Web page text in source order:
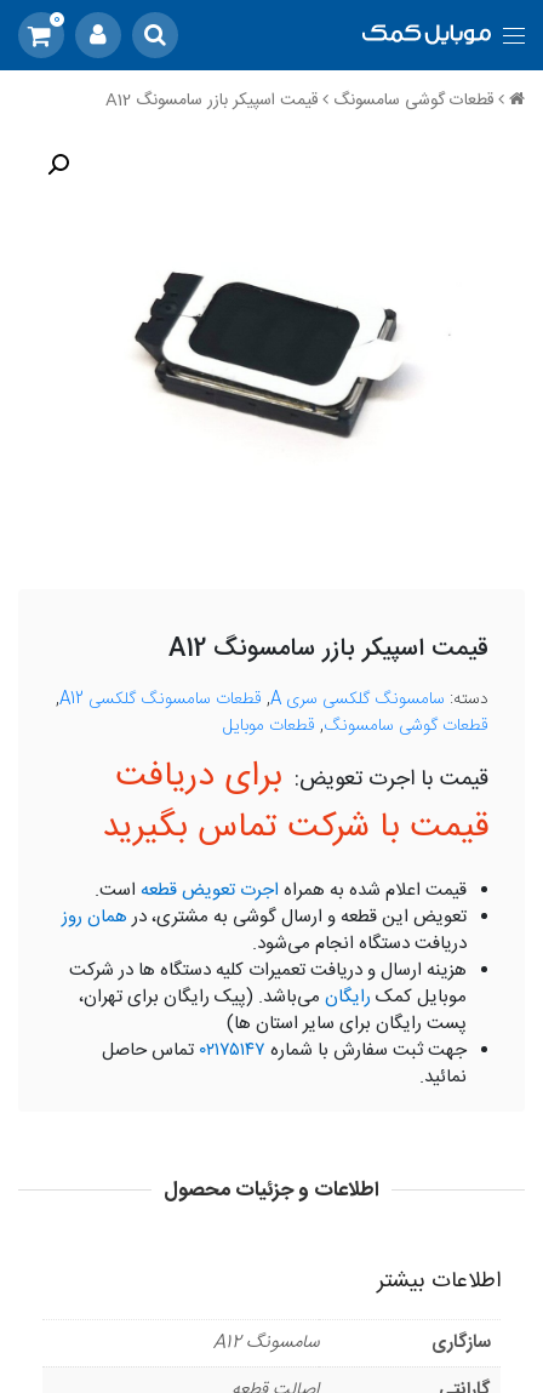
0
قطعات گوشی سامسونگ قیمت اسپیکر بازر سامسونگ A12
قیمت اسپیکر بازر سامسونگ A12
دسته: سامسونگ گلکسی سری A , قطعات سامسونگ گلکسی A12
,
قطعات گوشی سامسونگ, قطعات موبایل
برای دریافت
قیمت با شرکت تماس بگیرید
قیمت اعلام شده به همراه اجرت تعویض قطعه است.
تعویض این قطعه و ارسال گوشی به مشتری، در همان روز
دریافت دستگاه انجام می‌شود.
هزینه ارسال و دریافت تعمیرات کلیه دستگاه ها در شرکت
موبایل کمک رایگان می‌باشد. (پیک رایگان برای تهران،
پست رایگان برای سایر استان ها)
جهت ثبت سفارش با شماره ۰۲۱۷۵۱۴۷ تماس حاصل
نمائید.
اطلاعات و جزئیات محصول
اطلاعات بیشتر
سازگاری
سامسونگ A12